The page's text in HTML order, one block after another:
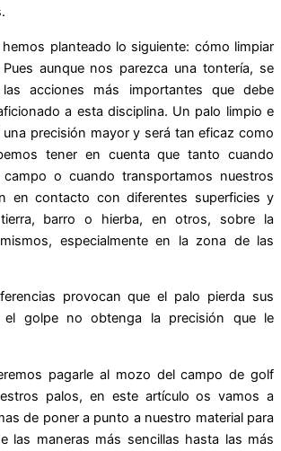
planteado lo siguiente: cómo limpiar
aunque nos parezca una tontería, se
acciones más importantes que debe
a esta disciplina. Un palo limpio e
precisión mayor y será tan eficaz como
tener en cuenta que tanto cuando
o cuando transportamos nuestros
en contacto con diferentes superficies y
barro o hierba, en otros, sobre la
especialmente en la zona de las
provocan que el palo pierda sus
el golpe no obtenga la precisión que le
pagarle al mozo del campo de golf
palos, en este artículo os vamos a
de poner a punto a nuestro material para
las maneras más sencillas hasta las más